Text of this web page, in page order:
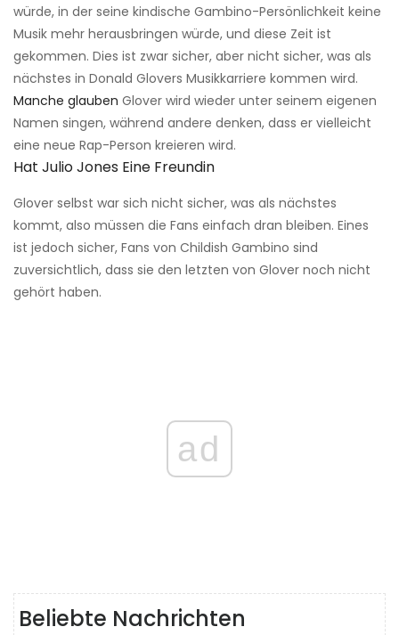
würde, in der seine kindische Gambino-Persönlichkeit keine
Musik mehr herausbringen würde, und diese Zeit ist
gekommen. Dies ist zwar sicher, aber nicht sicher, was als
nächstes in Donald Glovers Musikkarriere kommen wird.
Manche glauben Glover wird wieder unter seinem eigenen
Namen singen, während andere denken, dass er vielleicht
eine neue Rap-Person kreieren wird.
Hat Julio Jones Eine Freundin
Glover selbst war sich nicht sicher, was als nächstes
kommt, also müssen die Fans einfach dran bleiben. Eines
ist jedoch sicher, Fans von Childish Gambino sind
zuversichtlich, dass sie den letzten von Glover noch nicht
gehört haben.
ad
Beliebte Nachrichten